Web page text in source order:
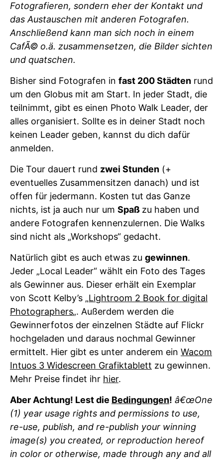
Fotografieren, sondern eher der Kontakt und
das Austauschen mit anderen Fotografen.
Anschließend kann man sich noch in einem
CafÃ© o.ä. zusammensetzen, die Bilder sichten
und quatschen.
Bisher sind Fotografen in fast 200 Städten rund
um den Globus mit am Start. In jeder Stadt, die
teilnimmt, gibt es einen Photo Walk Leader, der
alles organisiert. Sollte es in deiner Stadt noch
keinen Leader geben, kannst du dich dafür
anmelden.
Die Tour dauert rund zwei Stunden (+
eventuelles Zusammensitzen danach) und ist
offen für jedermann. Kosten tut das Ganze
nichts, ist ja auch nur um Spaß zu haben und
andere Fotografen kennenzulernen. Die Walks
sind nicht als „Workshops“ gedacht.
Natürlich gibt es auch etwas zu gewinnen.
Jeder „Local Leader“ wählt ein Foto des Tages
als Gewinner aus. Dieser erhält ein Exemplar
von Scott Kelby’s „Lightroom 2 Book for digital
Photographers„. Außerdem werden die
Gewinnerfotos der einzelnen Städte auf Flickr
hochgeladen und daraus nochmal Gewinner
ermittelt. Hier gibt es unter anderem ein Wacom
Intuos 3 Widescreen Grafiktablett zu gewinnen.
Mehr Preise findet ihr hier.
Aber Achtung! Lest die Bedingungen! â€œOne
(1) year usage rights and permissions to use,
re-use, publish, and re-publish your winning
image(s) you created, or reproduction hereof
in color or otherwise, made through any and all